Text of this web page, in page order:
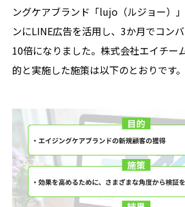
ングケアブランド「lujo（ルジョー）
ンにLINE広告を活用し、3か月でコン
10倍になりました。株式会社エイチー
的と実施した施策は以下のとおりです。